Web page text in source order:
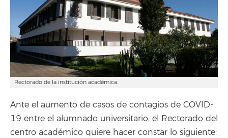
Rectorado de la institución académica.
Ante el aumento de casos de contagios de COVID-
19 entre el alumnado universitario, el Rectorado del
centro académico quiere hacer constar lo siguiente: